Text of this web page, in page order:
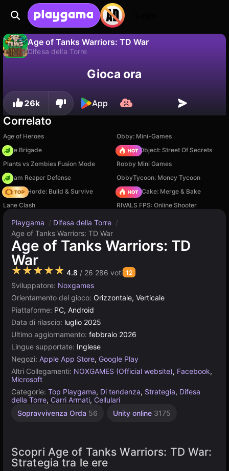
Age of Tanks Warriors: TD War
Difesa della Torre
Salva i progressi!Gioca ora
26k App
Correlato
Age of Heroes
Obby: Mini-Games
Core Brigade
Hidden Object: Street Of Secrets
Plants vs Zombies Fusion Mode
Robby Mini Games
Dream Reaper Defense
ObbyTycoon: Money Tycoon
Zombie Horde: Build & Survive
Piece of Cake: Merge & Bake
Lane Clash
RIVALS FPS: Online Shooter
Playgama / Difesa della Torre /
Age of Tanks Warriors: TD War
Age of Tanks Warriors: TD
War
★★★★★ 4.8 / 26 286 voti 12
Sviluppatore: Noxgames
Orientamento del gioco: Orizzontale, Verticale
Piattaforme: PC, Android
Data di rilascio: luglio 2025
Ultimo aggiornamento: febbraio 2026
Lingue supportate: Inglese
Negozi: Apple App Store, Google Play
Altri Collegamenti: NOXGAMES (Official website), Facebook,
Microsoft
Categorie: Top Playgama, Di tendenza, Strategia, Difesa
della Torre, Carri Armati, Cellulari
Sopravvivenza Orda 56 Unity online 3175
Scopri Age of Tanks Warriors: TD War:
Strategia tra le ere